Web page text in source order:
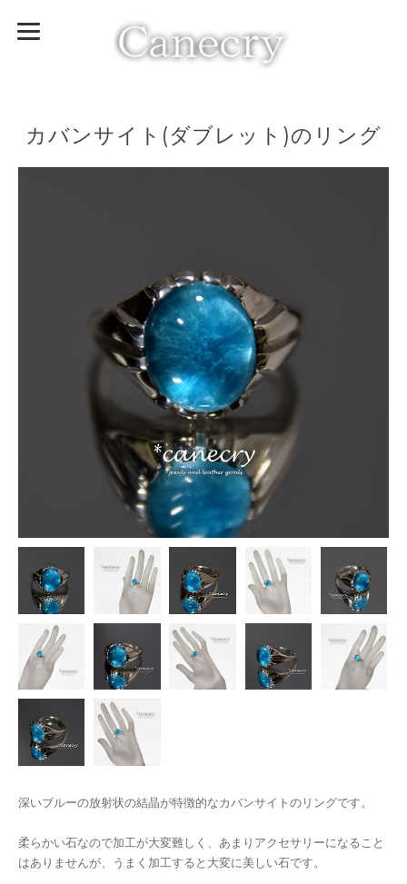
カバンサイト(ダブレット)のリング
深いブルーの放射状の結晶が特徴的なカバンサイトのリングです。
柔らかい石なので加工が大変難しく、あまりアクセサリーになること
はありませんが、うまく加工すると大変に美しい石です。